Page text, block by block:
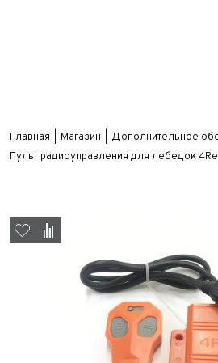
Главная Магазин Дополнительное
Пульт радиоуправления для лебедок